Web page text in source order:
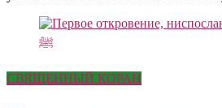
СВЯЩЕННЫЙ КОРАН